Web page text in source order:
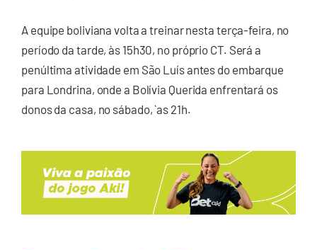
A equipe boliviana volta a treinar nesta terça-feira, no
período da tarde, às 15h30, no próprio CT. Será a
penúltima atividade em São Luís antes do embarque
para Londrina, onde a Bolívia Querida enfrentará os
donos da casa, no sábado, `as 21h.